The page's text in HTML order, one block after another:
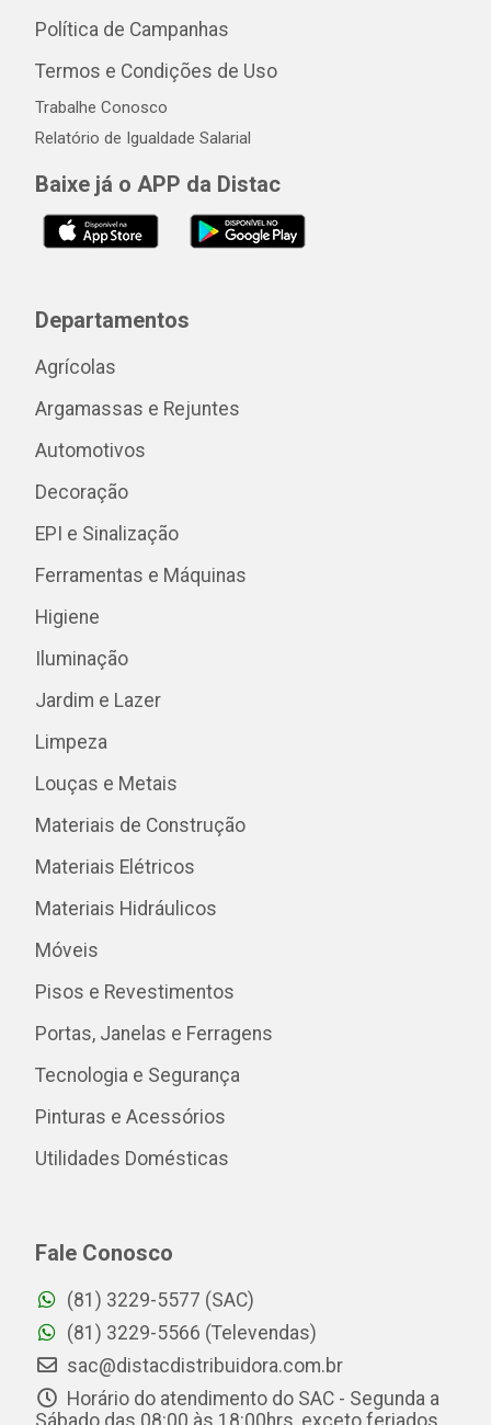
Política de Campanhas
Termos e Condições de Uso
Trabalhe Conosco
Relatório de Igualdade Salarial
Baixe já o APP da Distac
Departamentos
Agrícolas
Argamassas e Rejuntes
Automotivos
Decoração
EPI e Sinalização
Ferramentas e Máquinas
Higiene
Iluminação
Jardim e Lazer
Limpeza
Louças e Metais
Materiais de Construção
Materiais Elétricos
Materiais Hidráulicos
Móveis
Pisos e Revestimentos
Portas, Janelas e Ferragens
Tecnologia e Segurança
Pinturas e Acessórios
Utilidades Domésticas
Fale Conosco
(81) 3229-5577 (SAC)
(81) 3229-5566 (Televendas)
sac@distacdistribuidora.com.br
Horário do atendimento do SAC - Segunda a
Sábado das 08:00 às 18:00hrs, exceto feriados